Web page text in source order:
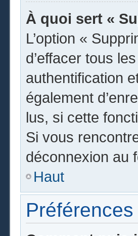
À quoi sert «
L’option «
d’effacer tous
authentification
également
lus, si cette
Si vous
déconnexion au
Haut